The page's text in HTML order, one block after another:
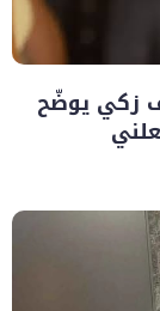
زكي يوضّح